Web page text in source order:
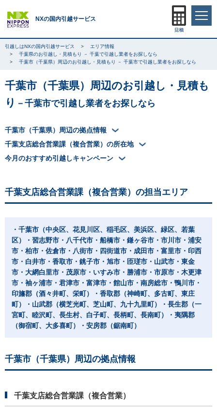
NXの国内引越サービス
引越しはNXの国内引越サービス
エリア情報
千葉県のお引越し・見積もり － 千葉で引越し業者をお探しなら
千葉市（千葉県）周辺のお引越し・見積もり － 千葉市で引越し業者をお探しなら
千葉市（千葉県）周辺のお引越し・見積も
り －千葉市で引越し業者をお探しなら
千葉市（千葉県）周辺の拠点情報
千葉支店総合営業課（複合営業）の所在地
今月のおすすめ引越しキャンペーン
千葉支店総合営業課（複合営業）の担当エリア
・千葉市（中央区、花見川区、稲毛区、美浜区、緑区、若葉
区）・習志野市・八千代市・船橋市・鎌ヶ谷市・市川市・浦安
市・柏市・佐倉市・八街市・四街道市・成田市・富里市・印西
市・白井市・香取市・銚子市・旭市・匝瑳市・山武市・東金
市・大網白里市・茂原市・いすみ市・勝浦市・市原市・木更津
市・袖ヶ浦市・君津市・富津市・館山市・南房総市・鴨川市・
印旛郡（酒々井町、栄町）・香取郡（神崎町、多古町、東庄
町）・山武郡（横芝光町、芝山町、九十九里町）・長生郡（一
宮町、睦沢町、長生村、白子町、長柄町、長南町）・夷隅郡
（御宿町、大多喜町）・安房郡（鋸南町）
千葉市（千葉県）周辺の拠点情報
千葉支店総合営業課（複合営業）